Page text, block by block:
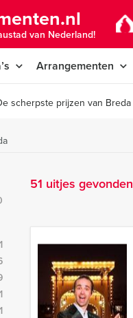
van Nederland!
Arrangementen
scherpste prijzen van Breda
1
51 uitjes gevonden